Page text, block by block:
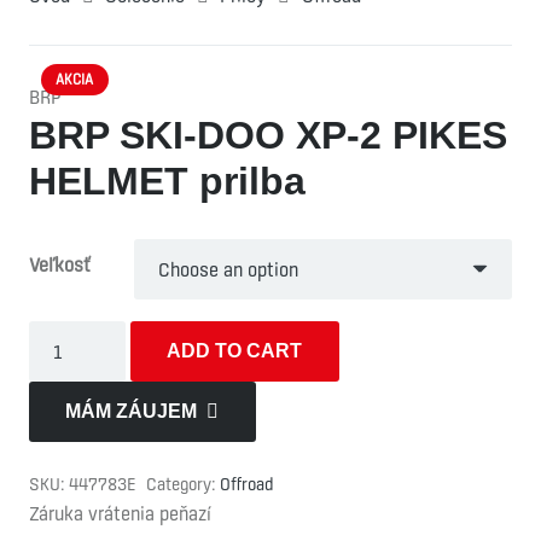
AKCIA
BRP
BRP SKI-DOO XP-2 PIKES
HELMET prilba
Veľkosť
PIKES
HELMET
ADD TO CART
MÁM ZÁUJEM
SKU: 447783E Category: Offroad
Záruka vrátenia peňazí